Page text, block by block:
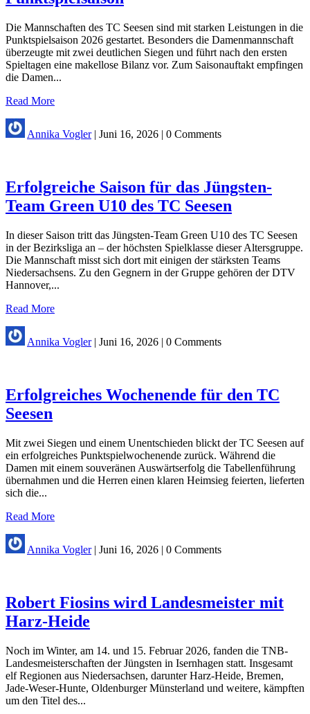
Die Mannschaften des TC Seesen sind mit starken Leistungen in die
Punktspielsaison 2026 gestartet. Besonders die Damenmannschaft
überzeugte mit zwei deutlichen Siegen und führt nach den ersten
Spieltagen eine makellose Bilanz vor. Zum Saisonauftakt empfingen
die Damen...
Read More
Annika Vogler| Juni 16, 2026 | 0 Comments
Erfolgreiche Saison für das Jüngsten-
Team Green U10 des TC Seesen
In dieser Saison tritt das Jüngsten-Team Green U10 des TC Seesen
in der Bezirksliga an – der höchsten Spielklasse dieser Altersgruppe.
Die Mannschaft misst sich dort mit einigen der stärksten Teams
Niedersachsens. Zu den Gegnern in der Gruppe gehören der DTV
Hannover,...
Read More
Annika Vogler| Juni 16, 2026 | 0 Comments
Erfolgreiches Wochenende für den TC
Seesen
Mit zwei Siegen und einem Unentschieden blickt der TC Seesen auf
ein erfolgreiches Punktspielwochenende zurück. Während die
Damen mit einem souveränen Auswärtserfolg die Tabellenführung
übernahmen und die Herren einen klaren Heimsieg feierten, lieferten
sich die...
Read More
Annika Vogler| Juni 16, 2026 | 0 Comments
Robert Fiosins wird Landesmeister mit
Harz-Heide
Noch im Winter, am 14. und 15. Februar 2026, fanden die TNB-
Landesmeisterschaften der Jüngsten in Isernhagen statt. Insgesamt
elf Regionen aus Niedersachsen, darunter Harz-Heide, Bremen,
Jade-Weser-Hunte, Oldenburger Münsterland und weitere, kämpften
um den Titel des...